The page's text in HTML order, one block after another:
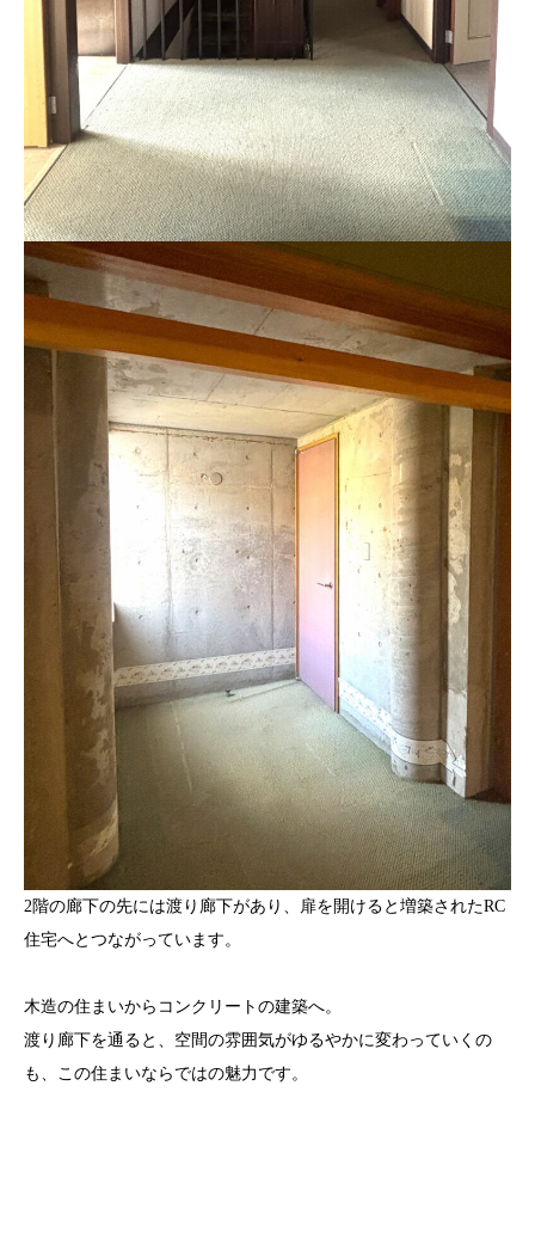
2階の廊下の先には渡り廊下があり、扉を開けると増築されたRC
住宅へとつながっています。
木造の住まいからコンクリートの建築へ。
渡り廊下を通ると、空間の雰囲気がゆるやかに変わっていくの
も、この住まいならではの魅力です。